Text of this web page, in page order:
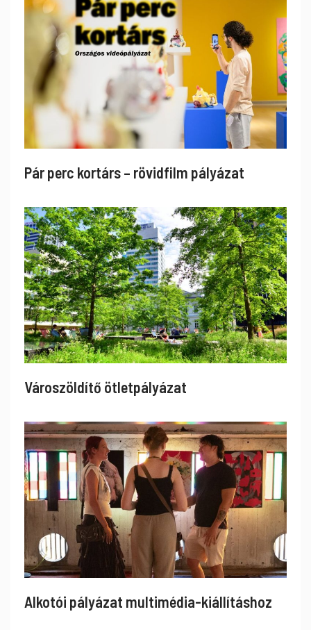
Pár perc kortárs – rövidfilm pályázat
Városzöldítő ötletpályázat
Alkotói pályázat multimédia-kiállításhoz